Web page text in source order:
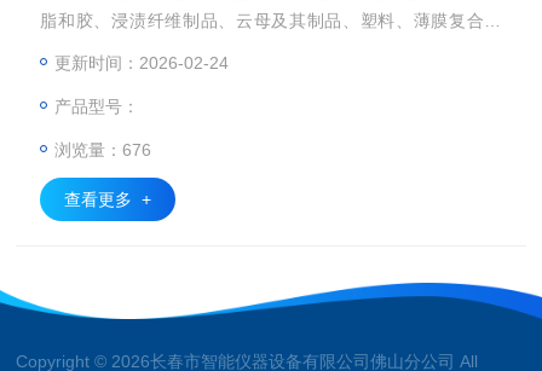
脂和胶、浸渍纤维制品、云母及其制品、塑料、薄膜复合制
各种数据进行快速、准确的采集、处理，并可存取、显示、打
更新时间：2026-02-24
产品型号：
浏览量：676
查看更多 +
Copyright © 2026长春市智能仪器设备有限公司佛山分公司 All